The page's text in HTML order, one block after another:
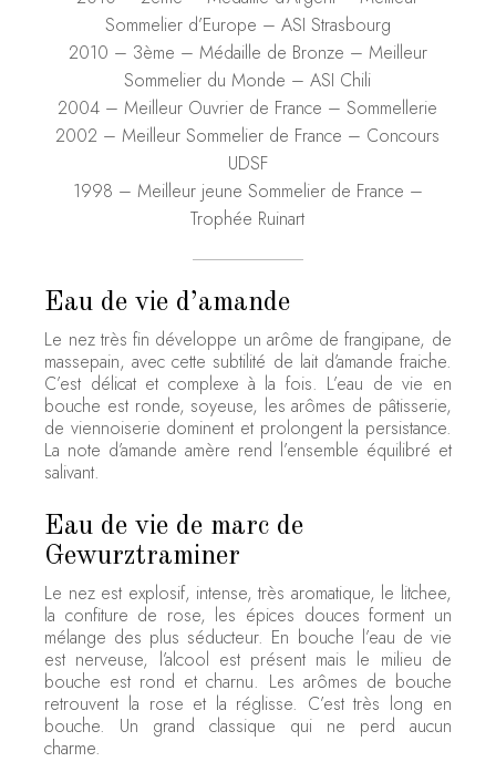
Sommelier d’Europe – ASI Strasbourg
2010 – 3ème – Médaille de Bronze – Meilleur
Sommelier du Monde – ASI Chili
2004 – Meilleur Ouvrier de France – Sommellerie
2002 – Meilleur Sommelier de France – Concours
UDSF
1998 – Meilleur jeune Sommelier de France –
Trophée Ruinart
Eau de vie d’amande
Le nez très fin développe un arôme de frangipane, de
massepain, avec cette subtilité de lait d’amande fraiche.
C’est délicat et complexe à la fois. L’eau de vie en
bouche est ronde, soyeuse, les arômes de pâtisserie,
de viennoiserie dominent et prolongent la persistance.
La note d’amande amère rend l’ensemble équilibré et
salivant.
Eau de vie de marc de
Gewurztraminer
Le nez est explosif, intense, très aromatique, le litchee,
la confiture de rose, les épices douces forment un
mélange des plus séducteur. En bouche l’eau de vie
est nerveuse, l’alcool est présent mais le milieu de
bouche est rond et charnu. Les arômes de bouche
retrouvent la rose et la réglisse. C’est très long en
bouche. Un grand classique qui ne perd aucun
charme.